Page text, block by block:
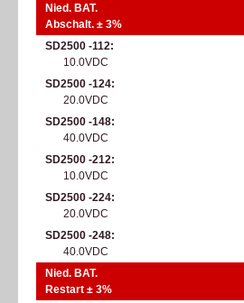
Nied. BAT.
Abschalt. ± 3%
SD2500 -112
10.0VDC
SD2500 -124
20.0VDC
SD2500 -148
40.0VDC
SD2500 -212
10.0VDC
SD2500 -224
20.0VDC
SD2500 -248
40.0VDC
Nied. BAT.
Restart ± 3%